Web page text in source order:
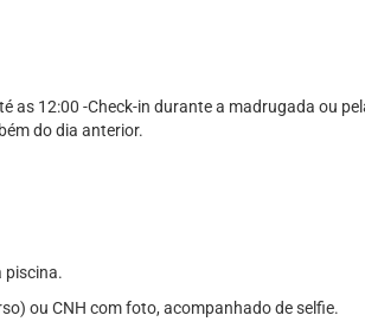
as 12:00 -Check-in durante a madrugada ou
do dia anterior.
piscina.
ou CNH com foto, acompanhado de selfie.